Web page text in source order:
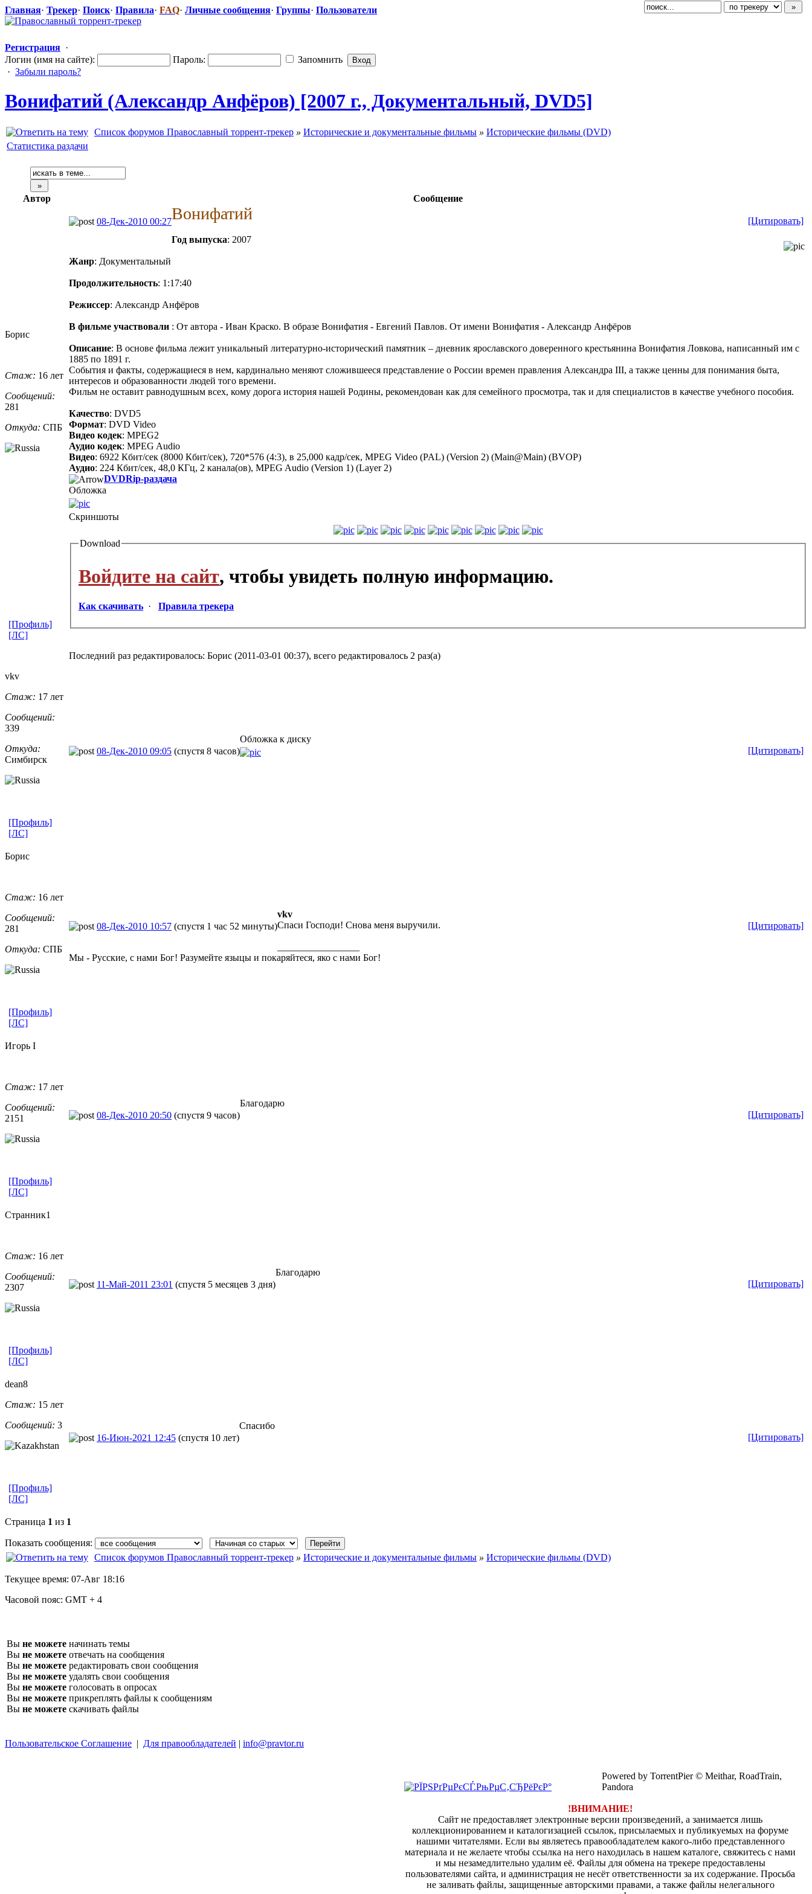
Главная· Трекер· Поиск· Правила· FAQ· Личные сообщения· Группы· Пользователи
Регистрация ·
Логин (имя на сайте):
Пароль:
Запомнить
· Забыли пароль?
Вонифатий (Александр Анфёров) [2007 г., Документальн​ый, DVD5]
Список форумов Православный торрент-трекер » Исторические и документальные фильмы » Исторические фильмы (DVD)
Статистика раздачи
Автор Сообщение
Борис
Стаж: 16 лет
Сообщений:
281
Откуда: СПБ
08-Дек-2010 00:27 [Цитировать]
Вонифатий
Год выпуска: 2007
Жанр: Документальный
Продолжительность: 1:17:40
Режиссер: Александр Анфёров
В фильме участвовали : От автора - Иван Краско. В образе Вонифатия - Евгений Павлов. От имени Вонифатия - Александр Анфёров
Описание: В основе фильма лежит уникальный литературно-исторический памятник – дневник ярославского доверенного крестьянина Вонифатия Ловкова, написанный им с
1885 по 1891 г.
События и факты, содержащиеся в нем, кардинально меняют сложившееся представление о России времен правления Александра III, а также ценны для понимания быта,
интересов и образованности людей того времени.
Фильм не оставит равнодушным всех, кому дорога история нашей Родины, рекомендован как для семейного просмотра, так и для специалистов в качестве учебного пособия.
Качество: DVD5
Формат: DVD Video
Видео кодек: MPEG2
Аудио кодек: MPEG Audio
Видео: 6922 Кбит/сек (8000 Кбит/сек), 720*576 (4:3), в 25,000 кадр/сек, MPEG Video (PAL) (Version 2) (Main@Main) (BVOP)
Аудио: 224 Кбит/сек, 48,0 КГц, 2 канала(ов), MPEG Audio (Version 1) (Layer 2)
DVDRip-раздача
Обложка
Скриншоты
Download
Войдите на сайт, чтобы увидеть полную информацию.
Как скачивать · Правила трекера
Последний раз редактировалось: Борис (2011-03-01 00:37), всего редактировалось 2 раз(а)
[Профиль]
[ЛС]
vkv
Стаж: 17 лет
Сообщений:
339
Откуда:
Симбирск
08-Дек-2010 09:05 (спустя 8 часов) [Цитировать]
Обложка к диску
[Профиль]
[ЛС]
Борис
Стаж: 16 лет
Сообщений:
281
Откуда: СПБ
08-Дек-2010 10:57 (спустя 1 час 52 минуты) [Цитировать]
vkv
Спаси Господи! Снова меня выручили.
Мы - Русские, с нами Бог! Разумейте языцы и покаряйтеся, яко с нами Бог!
[Профиль]
[ЛС]
Игорь I
Стаж: 17 лет
Сообщений:
2151
08-Дек-2010 20:50 (спустя 9 часов) [Цитировать]
Благодарю
[Профиль]
[ЛС]
Странник1
Стаж: 16 лет
Сообщений:
2307
11-Май-2011 23:01 (спустя 5 месяцев 3 дня) [Цитировать]
Благодарю
[Профиль]
[ЛС]
dean8
Стаж: 15 лет
Сообщений: 3
16-Июн-2021 12:45 (спустя 10 лет) [Цитировать]
Спасибо
[Профиль]
[ЛС]
Страница 1 из 1
Показать сообщения:
Список форумов Православный торрент-трекер » Исторические и документальные фильмы » Исторические фильмы (DVD)
Текущее время: 07-Авг 18:16
Часовой пояс: GMT + 4
Вы не можете начинать темы
Вы не можете отвечать на сообщения
Вы не можете редактировать свои сообщения
Вы не можете удалять свои сообщения
Вы не можете голосовать в опросах
Вы не можете прикреплять файлы к сообщениям
Вы не можете скачивать файлы
Пользовательское Соглашение | Для правообладателей | info@pravtor.ru
Powered by TorrentPier © Meithar, RoadTrain,
Pandora
!ВНИМАНИЕ!
Сайт не предоставляет электронные версии произведений, а занимается лишь
коллекционированием и каталогизацией ссылок, присылаемых и публикуемых на форуме
нашими читателями. Если вы являетесь правообладателем какого-либо представленного
материала и не желаете чтобы ссылка на него находилась в нашем каталоге, свяжитесь с нами
и мы незамедлительно удалим её. Файлы для обмена на трекере предоставлены
пользователями сайта, и администрация не несёт ответственности за их содержание. Просьба
не заливать файлы, защищенные авторскими правами, а также файлы нелегального